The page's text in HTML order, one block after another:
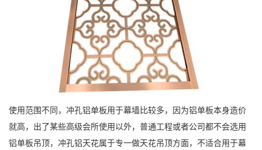
使用范围不同，冲孔铝单板用于幕墙比较多，因为铝单板本身造价
就高，出了某些高级会所使用以外，普通工程或者公司都不会选用
铝单板吊顶，冲孔铝天花属于专一做天花吊顶方面，不适合用于幕